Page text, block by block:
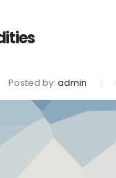
Posted by: admin